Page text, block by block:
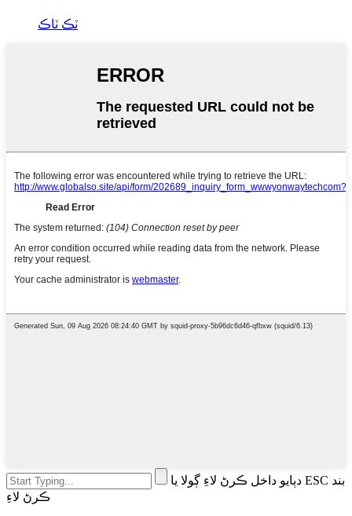
ٽڪ ٽاڪ
دٻايو داخل ڪرڻ لاءِ ڳولا يا ESC بند
ڪرڻ لاءِ